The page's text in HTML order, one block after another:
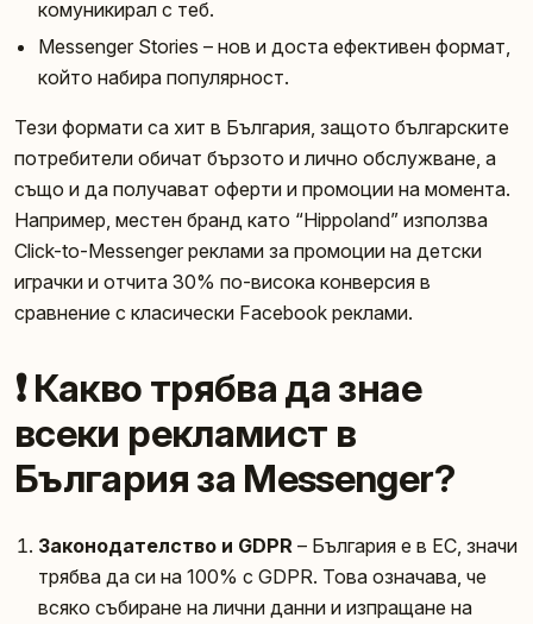
комуникирал с теб.
Messenger Stories – нов и доста ефективен формат,
който набира популярност.
Тези формати са хит в България, защото българските
потребители обичат бързото и лично обслужване, а
също и да получават оферти и промоции на момента.
Например, местен бранд като “Hippoland” използва
Click-to-Messenger реклами за промоции на детски
играчки и отчита 30% по-висока конверсия в
сравнение с класически Facebook реклами.
❗ Какво трябва да знае
всеки рекламист в
България за Messenger?
Законодателство и GDPR – България е в ЕС, значи
трябва да си на 100% с GDPR. Това означава, че
всяко събиране на лични данни и изпращане на